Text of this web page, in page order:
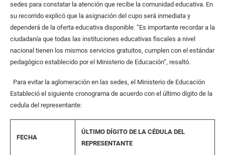
sedes para constatar la atención que recibe la comunidad educativa. En
su recorrido explicó que la asignación del cupo será inmediata y
dependerá de la oferta educativa disponible. “Es importante recordar a la
ciudadanía que todas las instituciones educativas fiscales a nivel
nacional tienen los mismos servicios gratuitos, cumplen con el estándar
pedagógico establecido por el Ministerio de Educación”, resaltó.
Para evitar la aglomeración en las sedes, el Ministerio de Educación
Estableció el siguiente cronograma de acuerdo con el último dígito de la
cedula del representante:
FECHA
ÚLTIMO DÍGITO DE LA CÉDULA DEL
REPRESENTANTE